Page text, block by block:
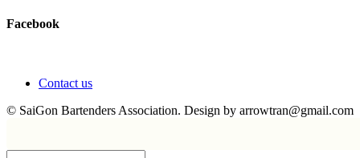
Facebook
Contact us
© SaiGon Bartenders Association. Design by arrowtran@gmail.com